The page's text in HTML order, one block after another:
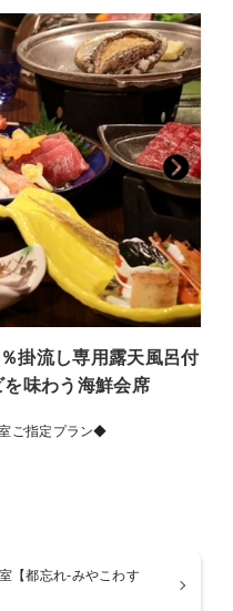
でにお申し付けください。
ざいます。
〜20：30
蒸し物、吸い物など季節の海
す。
かいお料理を差し込みご提供
ります。
し
40分1500円
掛流し専用露天風呂付
味わう海鮮会席
ご指定プラン◆
います。
たしますが、内容によりお受
【都忘れ-みやこわす